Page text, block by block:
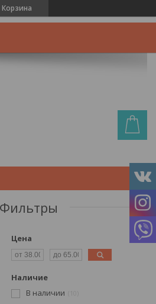
Корзина
Фильтры
Цена
Наличие
В наличии